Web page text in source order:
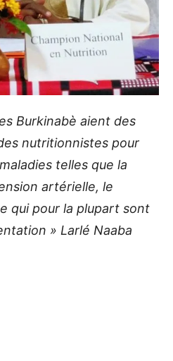
Burkinabè aient des
nutritionnistes pour
telles que la
artérielle, le
qui pour la plupart sont
» Larlé Naaba